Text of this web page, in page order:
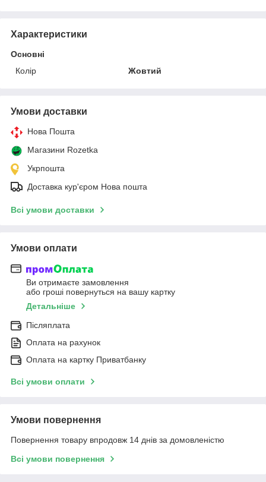
Характеристики
Основні
Колір
Жовтий
Умови доставки
Нова Пошта
Магазини Rozetka
Укрпошта
Доставка кур'єром Нова пошта
Всі умови доставки
Умови оплати
Ви отримаєте замовлення
або гроші повернуться на вашу картку
Детальніше
Післяплата
Оплата на рахунок
Оплата на картку Приватбанку
Всі умови оплати
Умови повернення
Повернення товару впродовж 14 днів за домовленістю
Всі умови повернення